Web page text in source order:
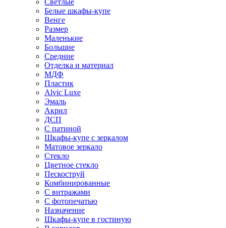
Светлые
Белые шкафы-купе
Венге
Размер
Маленькие
Большие
Средние
Отделка и материал
МДФ
Пластик
Alvic Luxe
Эмаль
Акрил
ДСП
С патиной
Шкафы-купе с зеркалом
Матовое зеркало
Стекло
Цветное стекло
Пескоструй
Комбинированные
С витражами
С фотопечатью
Назначение
Шкафы-купе в гостиную